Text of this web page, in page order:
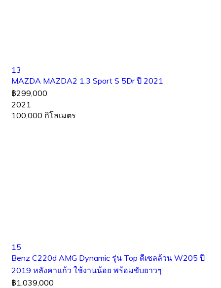
13
MAZDA MAZDA2 1.3 Sport S 5Dr ปี 2021
฿299,000
2021
100,000 กิโลเมตร
15
Benz C220d AMG Dynamic รุ่น Top ดีเซลล้วน W205 ปี
2019 หลังคาแก้ว ใช้งานน้อย พร้อมขับยาวๆ
฿1,039,000